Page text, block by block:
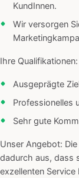
KundInnen.
Wir versorgen
Ihre Qualifikationen:
Ausgeprägte
Professionelles
Sehr gute
Unser Angebot:
dadurch aus, dass
exzellenten